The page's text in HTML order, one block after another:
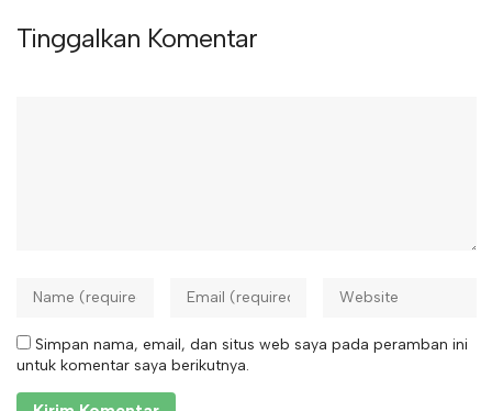
Tinggalkan Komentar
Simpan nama, email, dan situs web saya pada peramban ini
untuk komentar saya berikutnya.